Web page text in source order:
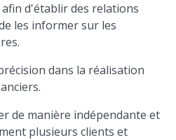
d'établir des relations
les informer sur les
dans la réalisation
de manière indépendante et
plusieurs clients et